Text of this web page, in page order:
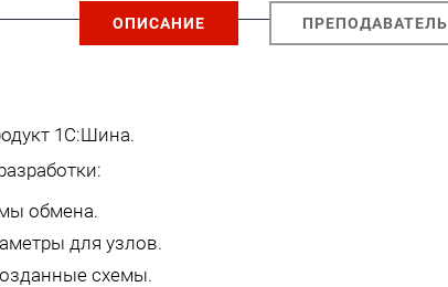
ОПИСАНИЕ ПРЕПОДАВАТЕЛЬ
1С:Шина.
обмена.
для узлов.
схемы.